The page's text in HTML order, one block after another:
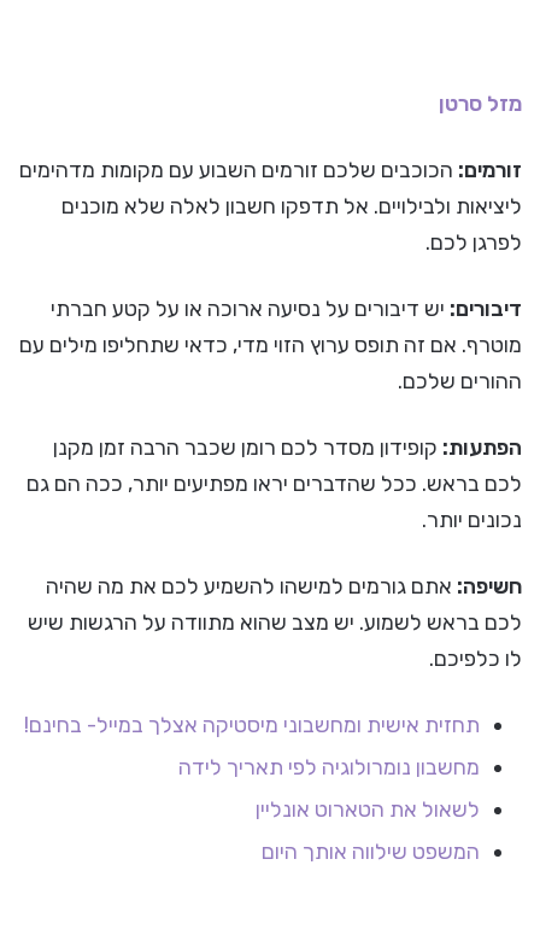
מזל סרטן
זורמים: הכוכבים שלכם זורמים השבוע עם מקומות מדהימים
ליציאות ולבילויים. אל תדפקו חשבון לאלה שלא מוכנים
לפרגן לכם.
דיבורים: יש דיבורים על נסיעה ארוכה או על קטע חברתי
מוטרף. אם זה תופס ערוץ הזוי מדי, כדאי שתחליפו מילים עם
ההורים שלכם.
הפתעות: קופידון מסדר לכם רומן שכבר הרבה זמן מקנן
לכם בראש. ככל שהדברים יראו מפתיעים יותר, ככה הם גם
נכונים יותר.
חשיפה: אתם גורמים למישהו להשמיע לכם את מה שהיה
לכם בראש לשמוע. יש מצב שהוא מתוודה על הרגשות שיש
לו כלפיכם.
תחזית אישית ומחשבוני מיסטיקה אצלך במייל- בחינם!
מחשבון נומרולוגיה לפי תאריך לידה
לשאול את הטארוט אונליין
המשפט שילווה אותך היום